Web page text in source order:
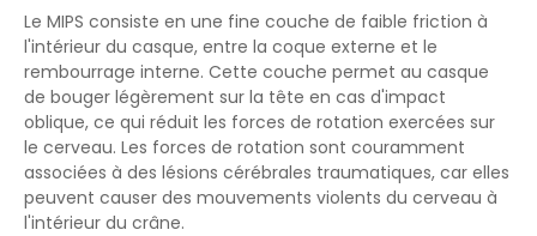
Le MIPS consiste en une fine couche de faible friction à
l'intérieur du casque, entre la coque externe et le
rembourrage interne. Cette couche permet au casque
de bouger légèrement sur la tête en cas d'impact
oblique, ce qui réduit les forces de rotation exercées sur
le cerveau. Les forces de rotation sont couramment
associées à des lésions cérébrales traumatiques, car elles
peuvent causer des mouvements violents du cerveau à
l'intérieur du crâne.